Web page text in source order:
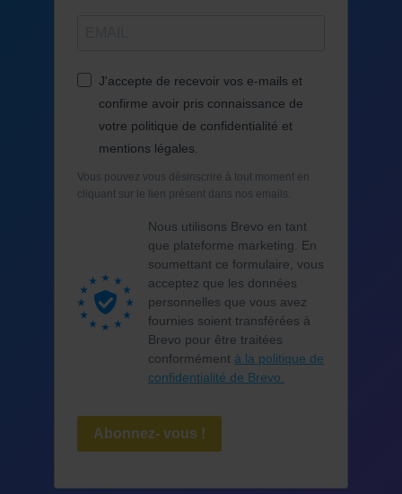
J'accepte de recevoir vos e-mails et
confirme avoir pris connaissance de
votre politique de confidentialité et
mentions légales.
Vous pouvez vous désinscrire à tout moment en
cliquant sur le lien présent dans nos emails.
Nous utilisons Brevo en tant
que plateforme marketing. En
soumettant ce formulaire, vous
acceptez que les données
personnelles que vous avez
fournies soient transférées à
Brevo pour être traitées
conformément à la politique de
confidentialité de Brevo.
Abonnez- vous !